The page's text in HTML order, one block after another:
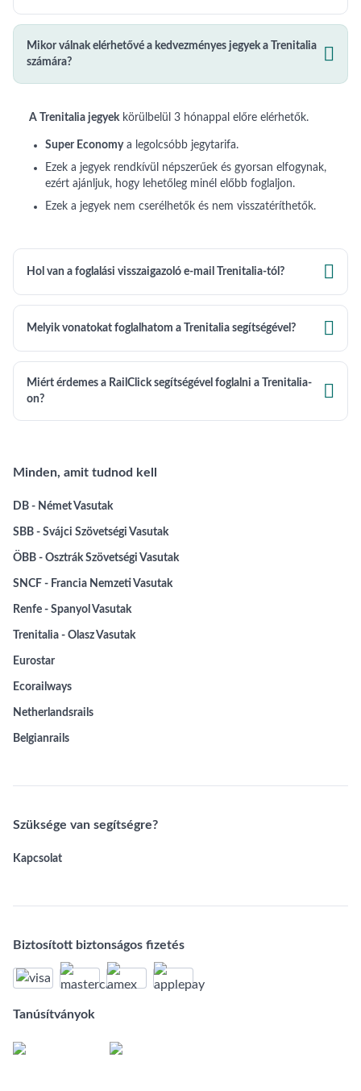
Mikor válnak elérhetővé a kedvezményes jegyek a Trenitalia
számára?

A Trenitalia jegyekkörülbelül 3 hónappal előre elérhetők.
Super Economya legolcsóbb jegytarifa.
Ezek a jegyek rendkívül népszerűek és gyorsan elfogynak,
ezért ajánljuk, hogy lehetőleg minél előbb foglaljon.
Ezek a jegyek nem cserélhetők és nem visszatéríthetők.
Hol van a foglalási visszaigazoló e-mail Trenitalia-tól? 
Melyik vonatokat foglalhatom a Trenitalia segítségével? 
Miért érdemes a RailClick segítségével foglalni a Trenitalia-
on?

Minden, amit tudnod kell
DB - Német Vasutak
SBB - Svájci Szövetségi Vasutak
ÖBB - Osztrák Szövetségi Vasutak
SNCF - Francia Nemzeti Vasutak
Renfe - Spanyol Vasutak
Trenitalia - Olasz Vasutak
Eurostar
Ecorailways
Netherlandsrails
Belgianrails
Szüksége van segítségre?
Kapcsolat
Biztosított biztonságos fizetés
Tanúsítványok